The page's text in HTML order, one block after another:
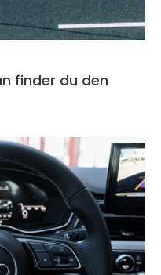
finder du den